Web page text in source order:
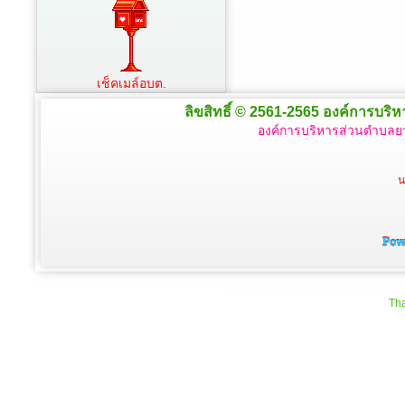
เช็คเมล์อบต.
ลิขสิทธิ์ © 2561-2565 องค์การบริ
องค์การบริหารส่วนตำบลย